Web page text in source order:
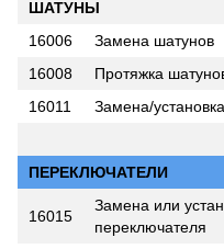
ШАТУНЫ
16006
Замена шатунов
16008
Протяжка
16011
Замена/
ПЕРЕКЛЮЧАТЕЛИ
16015
Замена или
переключателя